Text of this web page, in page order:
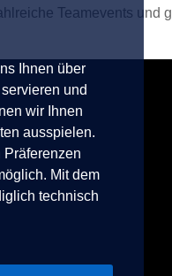
Ihnen über
und
wir Ihnen
ausspielen.
Präferenzen
Mit dem
technisch
Teamevents